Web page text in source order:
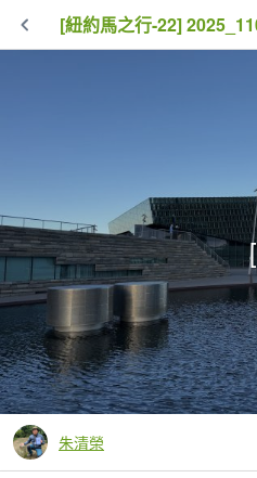
[紐約馬之行-22]
朱清榮